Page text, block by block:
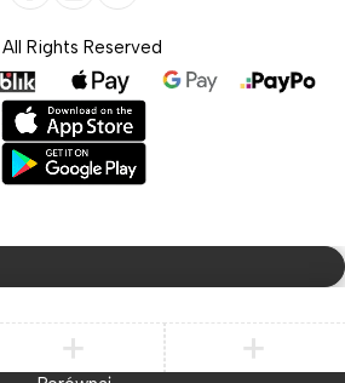
Rights Reserved